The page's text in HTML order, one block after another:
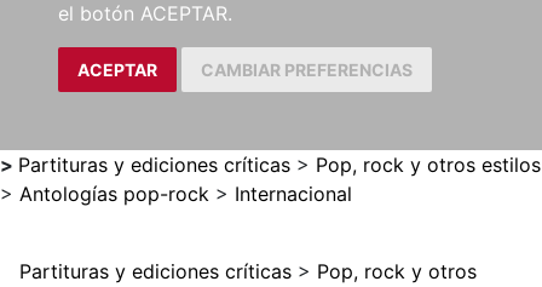
el botón ACEPTAR.
ACEPTAR CAMBIAR PREFERENCIAS
> Partituras y ediciones críticas > Pop, rock y otros estilos
> Antologías pop-rock > Internacional
Partituras y ediciones críticas > Pop, rock y otros